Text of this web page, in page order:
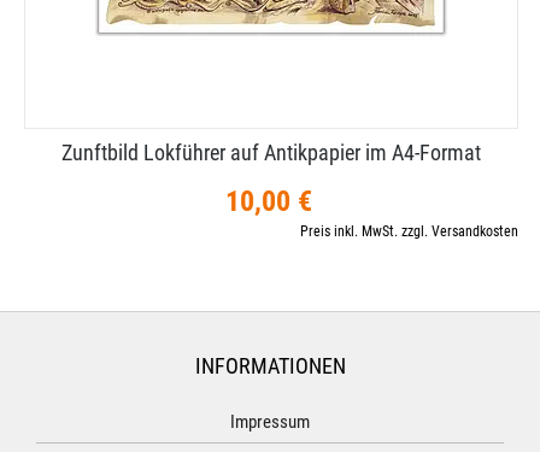
Zunftbild Lokführer auf Antikpapier im A4-​Format
10,00 €
Preis inkl. MwSt. zzgl. Versandkosten
INFORMATIONEN
Impressum